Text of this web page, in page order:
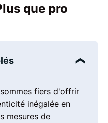
que pro
fiers d'offrir
inégalée en
mesures de